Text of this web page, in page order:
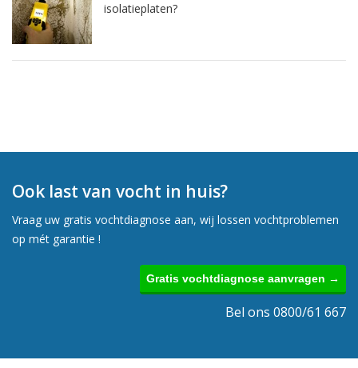
isolatieplaten?
Ook last van vocht in huis?
Vraag uw gratis vochtdiagnose aan, wij lossen vochtproblemen
op mét garantie !
Gratis vochtdiagnose aanvragen →
Bel ons 0800/61 667